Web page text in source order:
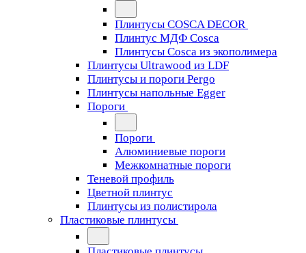
Плинтусы COSCA DECOR
Плинтус МДФ Cosca
Плинтусы Cosca из экополимера
Плинтусы Ultrawood из LDF
Плинтусы и пороги Pergo
Плинтусы напольные Egger
Пороги
Пороги
Алюминиевые пороги
Межкомнатные пороги
Теневой профиль
Цветной плинтус
Плинтусы из полистирола
Пластиковые плинтусы